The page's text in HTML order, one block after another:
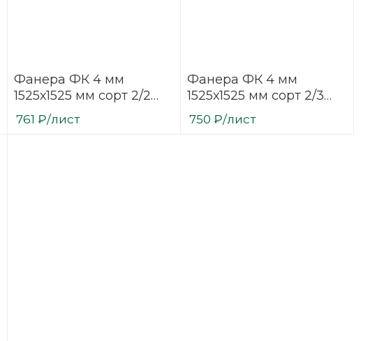
Фанера ФК 4 мм
1525х1525 мм сорт 2/2
шлифованная
березовая
761 ₽/лист
Фанера ФК 4 мм
1525х1525 мм сорт 2/3
шлифованная
березовая
750 ₽/лист